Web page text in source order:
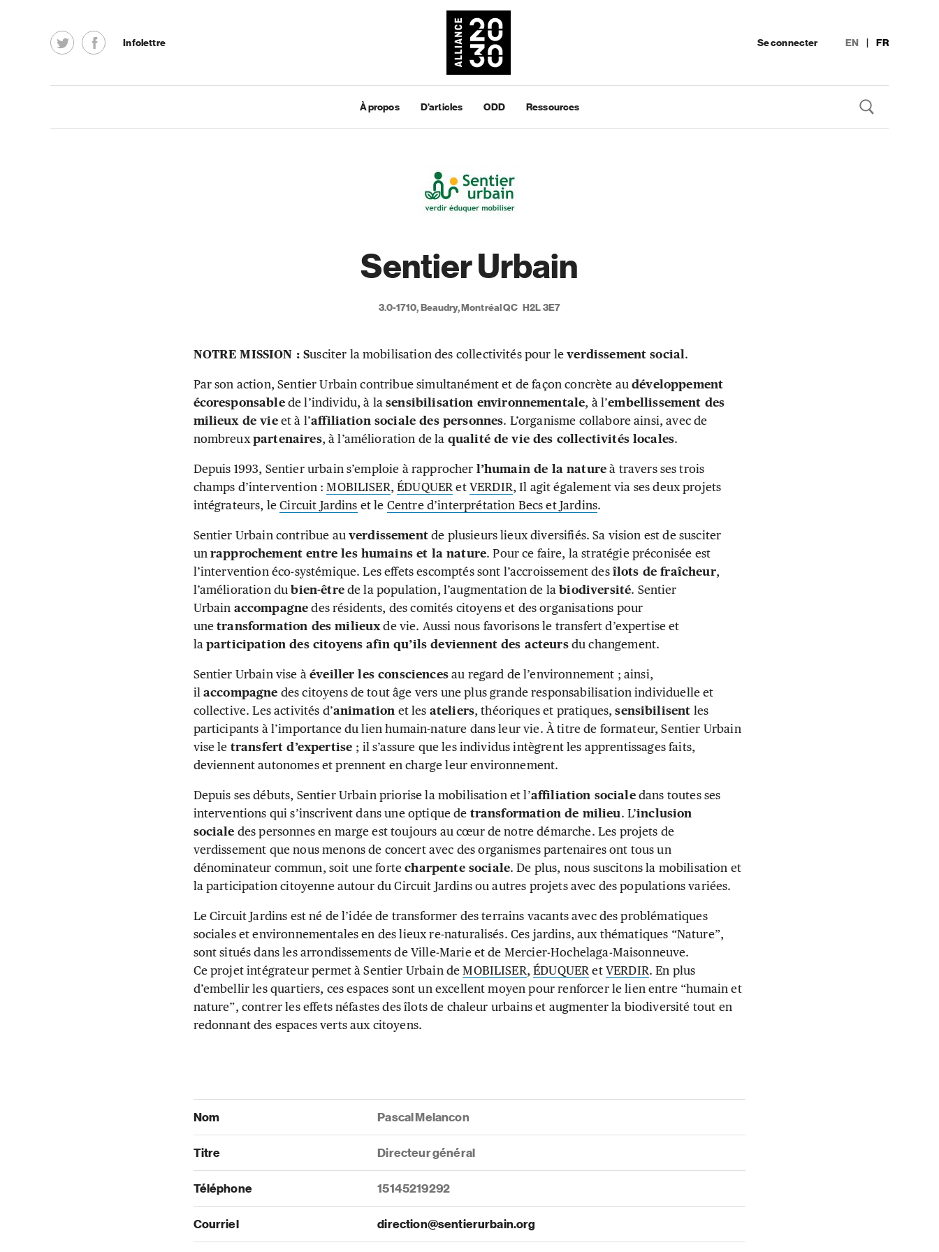
Infolettre Se connecter EN FR
À propos D’articles ODD Ressources
Sentier Urbain
3.0-1710, Beaudry, Montréal QC H2L 3E7
NOTRE MISSION : Susciter la mobilisation des collectivités pour leverdissement social.
Par son action, Sentier Urbain contribue simultanément et de façon concrète audéveloppement
écoresponsablede l’individu, à lasensibilisation environnementale, à l’embellissement des
milieux de vieet à l’affiliation sociale des personnes. L’organisme collabore ainsi, avec de
nombreuxpartenaires, à l’amélioration de la qualité de vie des collectivités locales.
Depuis 1993, Sentier urbain s’emploie à rapprocher l’humain de la nature à travers ses trois
champs d’intervention :MOBILISER,ÉDUQUER et VERDIR, Il agit également via ses deux projets
intégrateurs, leCircuit Jardins et le Centre d’interprétation Becs et Jardins.
Sentier Urbain contribue au verdissementde plusieurs lieux diversifiés. Sa vision est de susciter
un rapprochement entre les humains et la nature. Pour ce faire, la stratégie préconisée est
l’intervention éco-systémique. Les effets escomptés sont l’accroissement des îlots de fraîcheur,
l’amélioration du bien-êtrede la population, l’augmentation de la biodiversité. Sentier
Urbain accompagne des résidents, des comités citoyens et des organisations pour
unetransformation des milieuxde vie. Aussi nous favorisons le transfert d’expertise et
la participation des citoyens afin qu’ils deviennent des acteursdu changement.
Sentier Urbain vise àéveiller les consciencesau regard de l’environnement ; ainsi,
il accompagne des citoyens de tout âge vers une plus grande responsabilisation individuelle et
collective. Les activités d’animation et les ateliers, théoriques et pratiques,sensibilisent les
participants à l’importance du lien humain-nature dans leur vie. À titre de formateur, Sentier Urbain
vise le transfert d’expertise ; il s’assure que les individus intègrent les apprentissages faits,
deviennent autonomes et prennent en charge leur environnement.
Depuis ses débuts, Sentier Urbain priorise la mobilisation et l’affiliation socialedans toutes ses
interventions qui s’inscrivent dans une optique de transformation de milieu. L’inclusion
sociale des personnes en marge est toujours au cœur de notre démarche. Les projets de
verdissement que nous menons de concert avec des organismes partenaires ont tous un
dénominateur commun, soit une fortecharpente sociale. De plus, nous suscitons la mobilisation et
la participation citoyenne autour du Circuit Jardins ou autres projets avec des populations variées.
Le Circuit Jardins est né de l’idée de transformer des terrains vacants avec des problématiques
sociales et environnementales en des lieux re-naturalisés. Ces jardins, aux thématiques “Nature”,
sont situés dans les arrondissements de Ville-Marie et de Mercier-Hochelaga-Maisonneuve.
Ce projet intégrateur permet à Sentier Urbain deMOBILISER,ÉDUQUER et VERDIR. En plus
d’embellir les quartiers, ces espaces sont un excellent moyen pour renforcer le lien entre “humain et
nature”, contrer les effets néfastes des îlots de chaleur urbains et augmenter la biodiversité tout en
redonnant des espaces verts aux citoyens.
Nom Pascal Melancon
Titre Directeur général
Téléphone 15145219292
Courriel direction@sentierurbain.org